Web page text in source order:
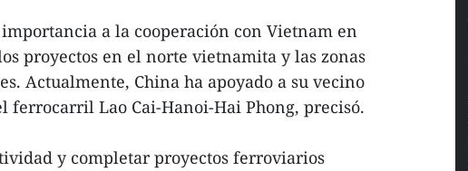
a la cooperación con Vietnam en
proyectos en el norte vietnamita y las zonas
Actualmente, China ha apoyado a su vecino
Lao Cai-Hanoi-Hai Phong, precisó.
y completar proyectos ferroviarios